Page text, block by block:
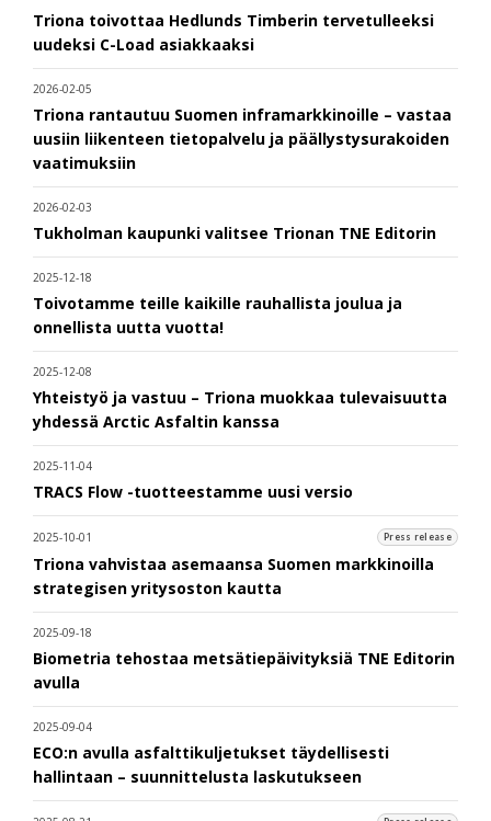
Triona toivottaa Hedlunds Timberin tervetulleeksi
uudeksi C-Load asiakkaaksi
2026-02-05
Triona rantautuu Suomen inframarkkinoille – vastaa
uusiin liikenteen tietopalvelu ja päällystysurakoiden
vaatimuksiin
2026-02-03
Tukholman kaupunki valitsee Trionan TNE Editorin
2025-12-18
Toivotamme teille kaikille rauhallista joulua ja
onnellista uutta vuotta!
2025-12-08
Yhteistyö ja vastuu – Triona muokkaa tulevaisuutta
yhdessä Arctic Asfaltin kanssa
2025-11-04
TRACS Flow -tuotteestamme uusi versio
2025-10-01 Press release
Triona vahvistaa asemaansa Suomen markkinoilla
strategisen yritysoston kautta
2025-09-18
Biometria tehostaa metsätiepäivityksiä TNE Editorin
avulla
2025-09-04
ECO:n avulla asfalttikuljetukset täydellisesti
hallintaan – suunnittelusta laskutukseen